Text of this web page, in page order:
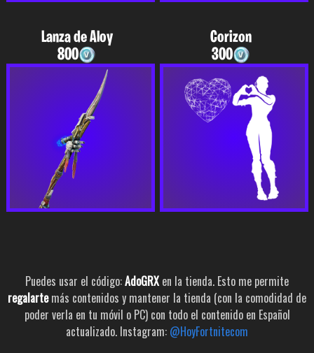
Lanza de Aloy
800
Corizon
300
Puedes usar el código:AdoGRXen la tienda. Esto me permite
regalartemás contenidos y mantener la tienda (con la comodidad de
poder verla en tu móvil o PC) con todo el contenido en Español
actualizado. Instagram: @HoyFortnitecom